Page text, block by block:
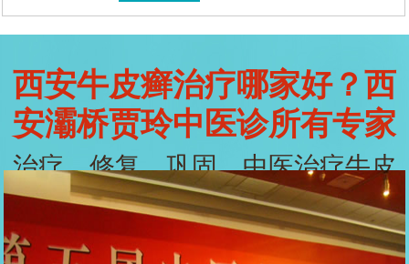
西安牛皮癣治疗哪家好？西
安灞桥贾玲中医诊所有专家
治疗、修复、巩固，中医治疗牛皮
癣